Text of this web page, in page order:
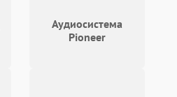
Аудиосистема
Pioneer